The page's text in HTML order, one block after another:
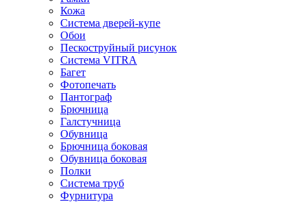
Кожа
Система дверей-купе
Обои
Пескоструйный рисунок
Система VITRA
Багет
Фотопечать
Пантограф
Брючница
Галстучница
Обувница
Брючница боковая
Обувница боковая
Полки
Система труб
Фурнитура